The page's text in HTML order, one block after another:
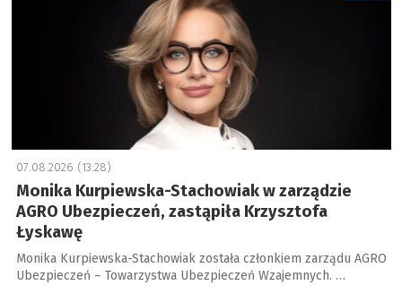
07.08.2026 (13:28)
Monika Kurpiewska-Stachowiak w zarządzie
AGRO Ubezpieczeń, zastąpiła Krzysztofa
Łyskawę
Monika Kurpiewska-Stachowiak została członkiem zarządu AGRO
Ubezpieczeń – Towarzystwa Ubezpieczeń Wzajemnych. …